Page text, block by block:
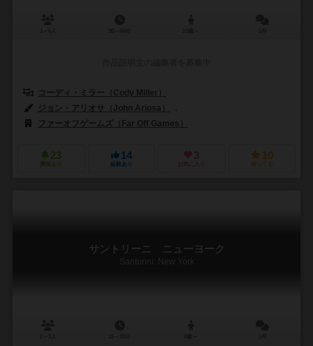
コーディ・ミラー（Cody Miller）
ジョン・アリオサ（John Ariosa）
ファーオフゲームズ（Far Off Games）
23
興味あり
14
経験あり
3
お気に入り
10
持ってる
サントリーニ ニューヨーク
Santorini: New York